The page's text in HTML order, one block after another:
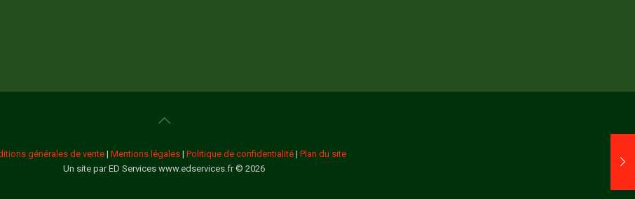
générales de vente | Mentions légales | Politique de confidentialité | Plan du site
Un site par ED Services www.edservices.fr © 2026